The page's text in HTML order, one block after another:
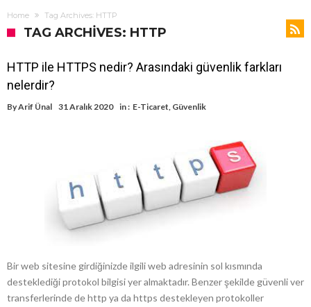
Home Tag Archives: HTTP
TAG ARCHIVES: HTTP
HTTP ile HTTPS nedir? Arasındaki güvenlik farkları
nelerdir?
ByArif Ünal 31 Aralık 2020 in : E-Ticaret, Güvenlik
Bir web sitesine girdiğinizde ilgili web adresinin sol kısmında
desteklediği protokol bilgisi yer almaktadır. Benzer şekilde güvenli ver
transferlerinde de http ya da https destekleyen protokoller